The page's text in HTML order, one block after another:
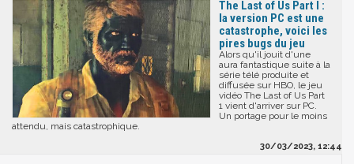
The Last of Us Part I :
la version PC est une
catastrophe, voici les
pires bugs du jeu
Alors qu'il jouit d'une
aura fantastique suite à la
série télé produite et
diffusée sur HBO, le jeu
vidéo The Last of Us Part
1 vient d'arriver sur PC.
Un portage pour le moins
attendu, mais catastrophique.
30/03/2023, 12:44